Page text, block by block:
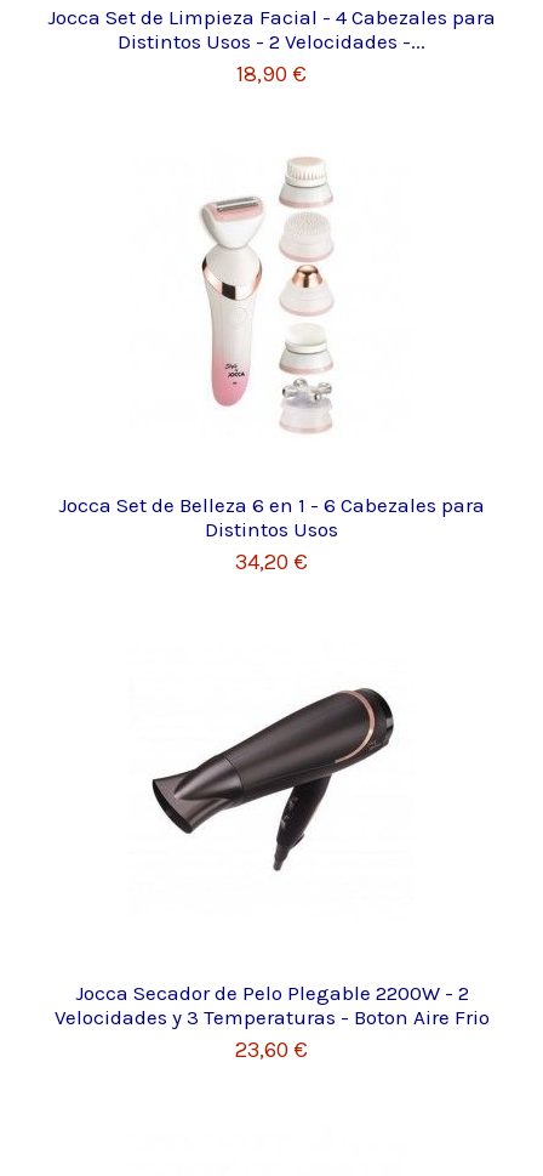
Jocca Set de Limpieza Facial - 4 Cabezales para
Distintos Usos - 2 Velocidades -...
18,90 €
Jocca Set de Belleza 6 en 1 - 6 Cabezales para
Distintos Usos
34,20 €
Jocca Secador de Pelo Plegable 2200W - 2
Velocidades y 3 Temperaturas - Boton Aire Frio
23,60 €